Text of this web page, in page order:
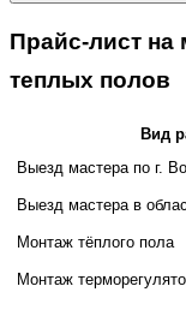
Прайс-лист на
теплых полов
Вид
Выезд мастера по г.
Выезд мастера в
Монтаж тёплого пола
Монтаж